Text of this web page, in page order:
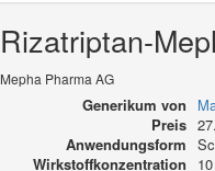
Rizatriptan-
Mepha Pharma AG
Generikum von
Preis
Anwendungsform
Wirkstoffkonzentration